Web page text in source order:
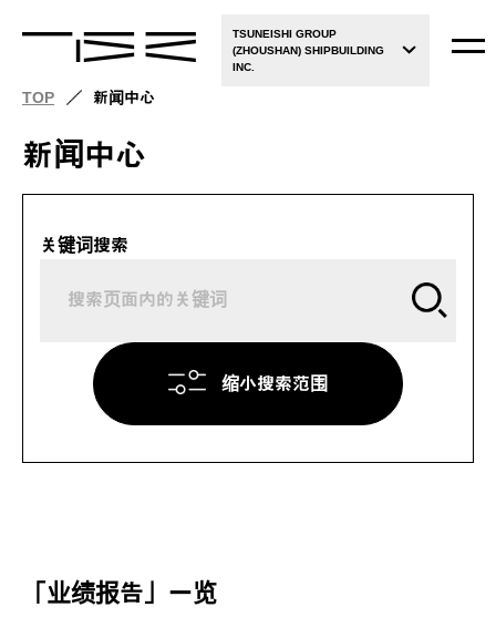
TSUNEISHI GROUP
(ZHOUSHAN) SHIPBUILDING
INC.
TOP 新闻中心
新闻中心
关键词搜索
缩小搜索范围
「业绩报告 」一览